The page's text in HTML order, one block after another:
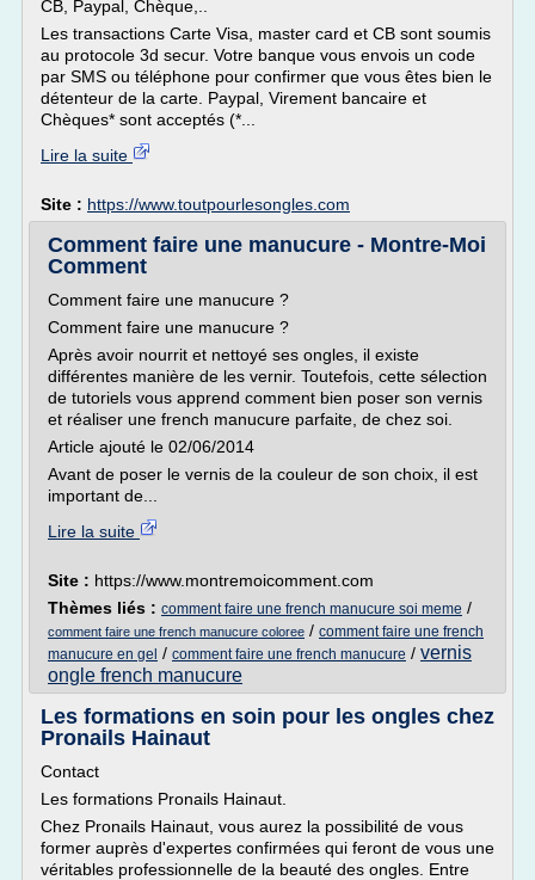
CB, Paypal, Chèque,..
Les transactions Carte Visa, master card et CB sont soumis
au protocole 3d secur. Votre banque vous envois un code
par SMS ou téléphone pour confirmer que vous êtes bien le
détenteur de la carte. Paypal, Virement bancaire et
Chèques* sont acceptés (*...
Lire la suite
Site : https://www.toutpourlesongles.com
Comment faire une manucure - Montre-Moi
Comment
Comment faire une manucure ?
Comment faire une manucure ?
Après avoir nourrit et nettoyé ses ongles, il existe
différentes manière de les vernir. Toutefois, cette sélection
de tutoriels vous apprend comment bien poser son vernis
et réaliser une french manucure parfaite, de chez soi.
Article ajouté le 02/06/2014
Avant de poser le vernis de la couleur de son choix, il est
important de...
Lire la suite
Site : https://www.montremoicomment.com
Thèmes liés : comment faire une french manucure soi meme /
comment faire une french manucure coloree / comment faire une french
manucure en gel / comment faire une french manucure / vernis
ongle french manucure
Les formations en soin pour les ongles chez
Pronails Hainaut
Contact
Les formations Pronails Hainaut.
Chez Pronails Hainaut, vous aurez la possibilité de vous
former auprès d'expertes confirmées qui feront de vous une
véritables professionnelle de la beauté des ongles. Entre